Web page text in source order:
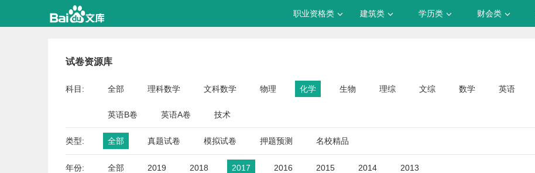
职业资格类 建筑类 学历类 财会类
试卷资源库
科目: 全部 理科数学 文科数学 物理 化学 生物 理综 文综 数学 英语
英语B卷 英语A卷 技术
类型: 全部 真题试卷 模拟试卷 押题预测 名校精品
年份: 全部 2019 2018 2017 2016 2015 2014 2013